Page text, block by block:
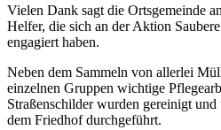
Vielen Dank sagt die Ortsgemeinde
Helfer, die sich an der Aktion
engagiert haben.
Neben dem Sammeln von allerlei
einzelnen Gruppen wichtige
Straßenschilder wurden gereinigt
dem Friedhof durchgeführt.